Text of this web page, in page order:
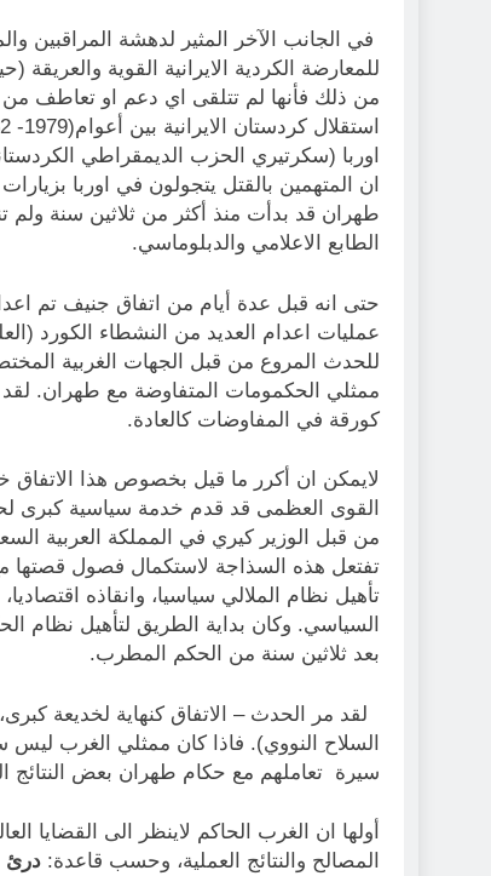
في الجانب الآخر المثير لدهشة المراقبين
من ذلك فأنها لم تتلقى اي دعم او تعاطف من
اوربا (سكرتيري الحزب الديمقراطي
ان المتهمين بالقتل يتجولون في اوربا
طهران قد بدأت منذ أكثر من ثلاثين سنة ولم
الطابع الاعلامي والدبلوماسي.
حتى انه قبل عدة أيام من اتفاق جنيف تم
عمليات اعدام العديد من النشطاء الكورد
للحدث المروع من قبل الجهات الغربية
ممثلي الحكمومات المتفاوضة مع طهران. لقد
كورقة في المفاوضات كالعادة.
لايمكن ان أكرر ما قيل بخصوص هذا الاتفاق
القوى العظمى قد قدم خدمة سياسية كبرى
من قبل الوزير كيري في المملكة العربية
تفتعل هذه السذاجة لاستكمال فصول
تأهيل نظام الملالي سياسيا، وانقاذه
السياسي. وكان بداية الطريق لتأهيل نظام
بعد ثلاثين سنة من الحكم المطرب.
لقد مر الحدث – الاتفاق كنهاية لخديعة
السلاح النووي). فاذا كان ممثلي الغرب
سيرة تعاملهم مع حكام طهران بعض النتائج
أولها ان الغرب الحاكم لاينظر الى القضايا
المصالح والنتائج العملية، وحسب قاعدة: درئ